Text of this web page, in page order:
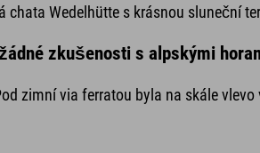
chata Wedelhütte s krásnou sluneční
zkušenosti s alpskými
zimní via ferratou byla na skále